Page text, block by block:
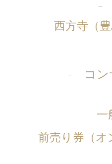
-
西方寺（
- コン
前売り券（